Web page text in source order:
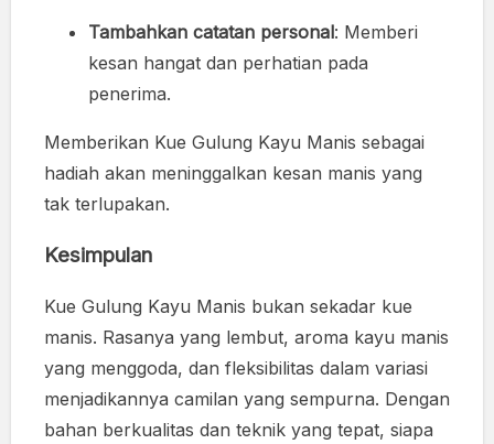
Tambahkan catatan personal: Memberi
kesan hangat dan perhatian pada
penerima.
Memberikan Kue Gulung Kayu Manis sebagai
hadiah akan meninggalkan kesan manis yang
tak terlupakan.
Kesimpulan
Kue Gulung Kayu Manis bukan sekadar kue
manis. Rasanya yang lembut, aroma kayu manis
yang menggoda, dan fleksibilitas dalam variasi
menjadikannya camilan yang sempurna. Dengan
bahan berkualitas dan teknik yang tepat, siapa